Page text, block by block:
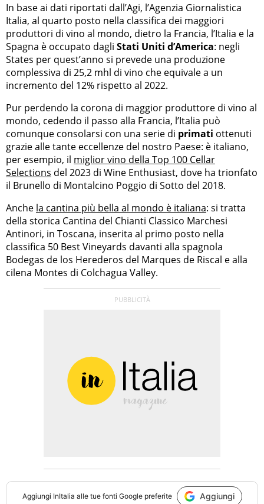
In base ai dati riportati dall’Agi, l’Agenzia Giornalistica
Italia, al quarto posto nella classifica dei maggiori
produttori di vino al mondo, dietro la Francia, l’Italia e la
Spagna è occupato dagli Stati Uniti d’America: negli
States per quest’anno si prevede una produzione
complessiva di 25,2 mhl di vino che equivale a un
incremento del 12% rispetto al 2022.
Pur perdendo la corona di maggior produttore di vino al
mondo, cedendo il passo alla Francia, l’Italia può
comunque consolarsi con una serie di primati ottenuti
grazie alle tante eccellenze del nostro Paese: è italiano,
per esempio, il miglior vino della Top 100 Cellar
Selections del 2023 di Wine Enthusiast, dove ha trionfato
il Brunello di Montalcino Poggio di Sotto del 2018.
Anche la cantina più bella al mondo è italiana: si tratta
della storica Cantina del Chianti Classico Marchesi
Antinori, in Toscana, inserita al primo posto nella
classifica 50 Best Vineyards davanti alla spagnola
Bodegas de los Herederos del Marques de Riscal e alla
cilena Montes di Colchagua Valley.
Aggiungi InItalia alle tue fonti Google preferite Aggiungi